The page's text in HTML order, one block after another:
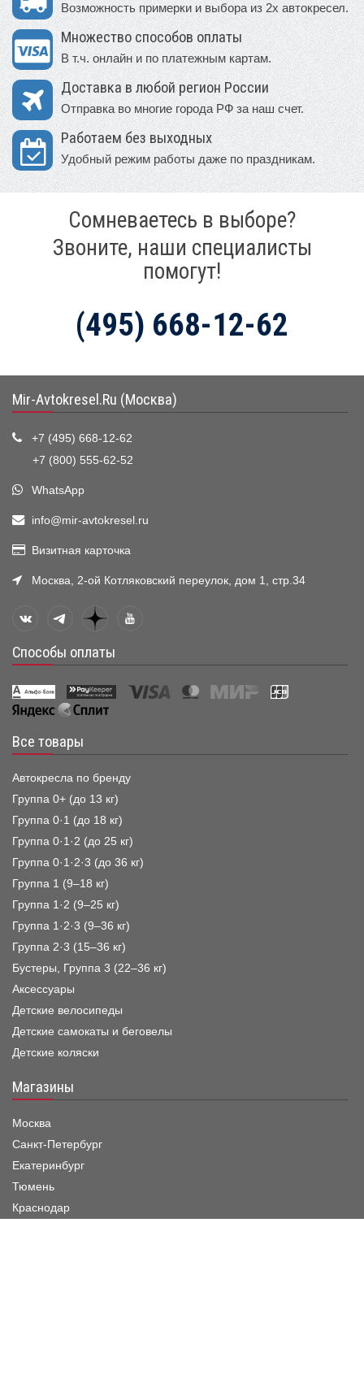
Возможность примерки и выбора из 2х автокресел.
Множество способов оплаты
В т.ч. онлайн и по платежным картам.
Доставка в любой регион России
Отправка во многие города РФ за наш счет.
Работаем без выходных
Удобный режим работы даже по праздникам.
Сомневаетесь в выборе?
Звоните, наши специалисты
помогут!
(495) 668-12-62
Mir-Avtokresel.Ru (Москва)
+7 (495) 668-12-62
+7 (800) 555-62-52
WhatsApp
info@mir-avtokresel.ru
Визитная карточка
Москва, 2-ой Котляковский переулок, дом 1, стр.34
Способы оплаты
Все товары
Автокресла по бренду
Группа 0+ (до 13 кг)
Группа 0·1 (до 18 кг)
Группа 0·1·2 (до 25 кг)
Группа 0·1·2·3 (до 36 кг)
Группа 1 (9–18 кг)
Группа 1·2 (9–25 кг)
Группа 1·2·3 (9–36 кг)
Группа 2·3 (15–36 кг)
Бустеры, Группа 3 (22–36 кг)
Аксессуары
Детские велосипеды
Детские самокаты и беговелы
Детские коляски
Магазины
Москва
Санкт-Петербург
Екатеринбург
Тюмень
Краснодар